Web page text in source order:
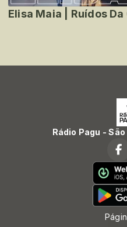
Elisa Maia | Ruídos
Rádio Pagu -